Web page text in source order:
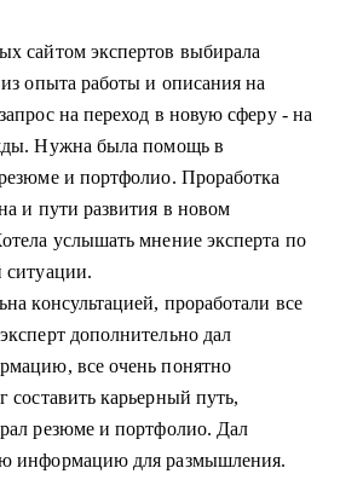
сайтом экспертов выбирала
опыта работы и описания на
на переход в новую сферу - на
Нужна была помощь в
и портфолио. Проработка
и пути развития в новом
услышать мнение эксперта по
ситуации.
консультацией, проработали все
дополнительно дал
все очень понятно
составить карьерный путь,
резюме и портфолио. Дал
информацию для размышления.